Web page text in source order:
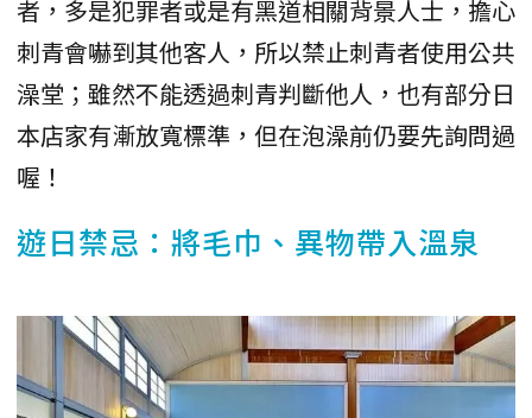
者，多是犯罪者或是有黑道相關背景人士，擔心
刺青會嚇到其他客人，所以禁止刺青者使用公共
澡堂；雖然不能透過刺青判斷他人，也有部分日
本店家有漸放寬標準，但在泡澡前仍要先詢問過
喔！
遊日禁忌：將毛巾、異物帶入溫泉